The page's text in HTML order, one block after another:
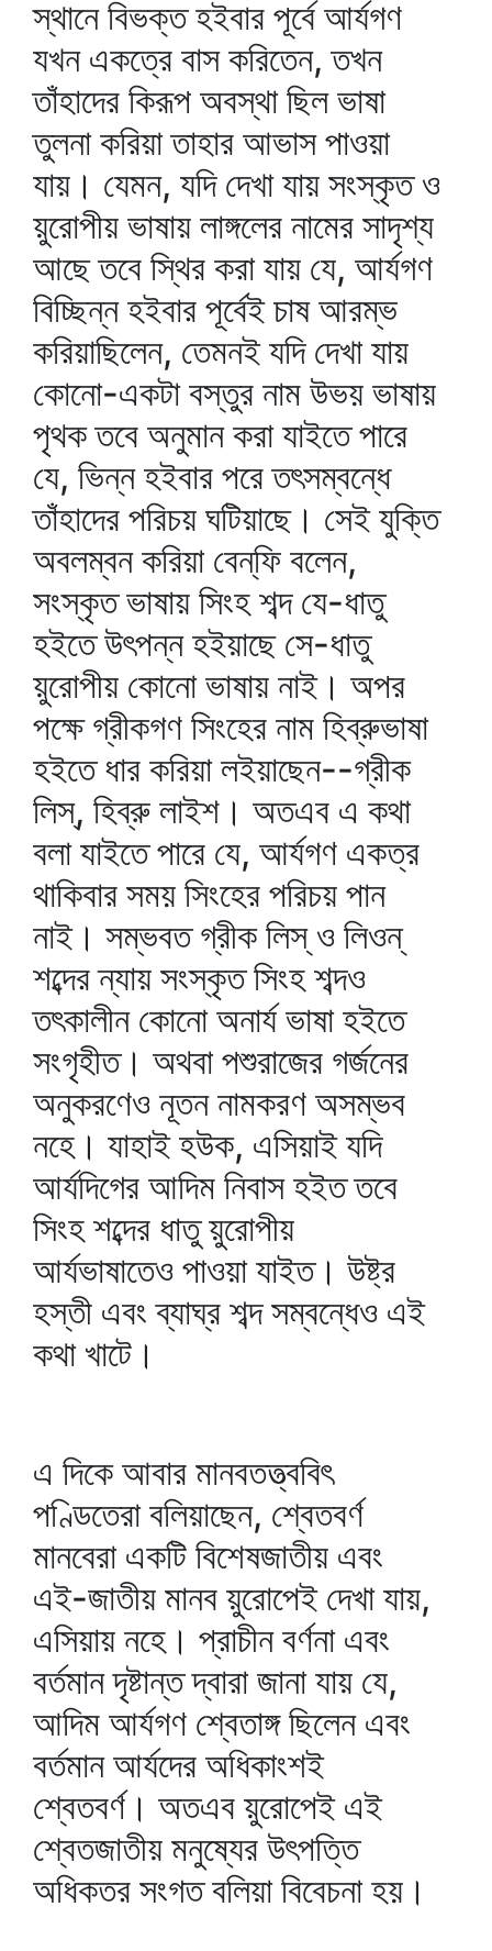
স্থানে বিভক্ত হইবার পূর্বে আর্যগণ
যখন একত্রে বাস করিতেন, তখন
তাঁহাদের কিরূপ অবস্থা ছিল ভাষা
তুলনা করিয়া তাহার আভাস পাওয়া
যায়। যেমন, যদি দেখা যায় সংস্কৃত ও
য়ুরোপীয় ভাষায় লাঙ্গলের নামের সাদৃশ্য
আছে তবে স্থির করা যায় যে, আর্যগণ
বিচ্ছিন্ন হইবার পূর্বেই চাষ আরম্ভ
করিয়াছিলেন, তেমনই যদি দেখা যায়
কোনো-একটা বস্তুর নাম উভয় ভাষায়
পৃথক তবে অনুমান করা যাইতে পারে
যে, ভিন্ন হইবার পরে তৎসম্বন্ধে
তাঁহাদের পরিচয় ঘটিয়াছে। সেই যুক্তি
অবলম্বন করিয়া বেন্‌ফি বলেন,
সংস্কৃত ভাষায় সিংহ শব্দ যে-ধাতু
হইতে উৎপন্ন হইয়াছে সে-ধাতু
য়ুরোপীয় কোনো ভাষায় নাই। অপর
পক্ষে গ্রীকগণ সিংহের নাম হিব্রুভাষা
হইতে ধার করিয়া লইয়াছেন--গ্রীক
লিস্‌, হিব্রু লাইশ। অতএব এ কথা
বলা যাইতে পারে যে, আর্যগণ একত্র
থাকিবার সময় সিংহের পরিচয় পান
নাই। সম্ভবত গ্রীক লিস্‌ ও লিওন্‌
শব্দের ন্যায় সংস্কৃত সিংহ শব্দও
তৎকালীন কোনো অনার্য ভাষা হইতে
সংগৃহীত। অথবা পশুরাজের গর্জনের
অনুকরণেও নূতন নামকরণ অসম্ভব
নহে। যাহাই হউক, এসিয়াই যদি
আর্যদিগের আদিম নিবাস হইত তবে
সিংহ শব্দের ধাতু য়ুরোপীয়
আর্যভাষাতেও পাওয়া যাইত। উষ্ট্র
হস্তী এবং ব্যাঘ্র শব্দ সম্বন্ধেও এই
কথা খাটে।
এ দিকে আবার মানবতত্ত্ববিৎ
পণ্ডিতেরা বলিয়াছেন, শ্বেতবর্ণ
মানবেরা একটি বিশেষজাতীয় এবং
এই-জাতীয় মানব য়ুরোপেই দেখা যায়,
এসিয়ায় নহে। প্রাচীন বর্ণনা এবং
বর্তমান দৃষ্টান্ত দ্বারা জানা যায় যে,
আদিম আর্যগণ শ্বেতাঙ্গ ছিলেন এবং
বর্তমান আর্যদের অধিকাংশই
শ্বেতবর্ণ। অতএব য়ুরোপেই এই
শ্বেতজাতীয় মনুষ্যের উৎপত্তি
অধিকতর সংগত বলিয়া বিবেচনা হয়।